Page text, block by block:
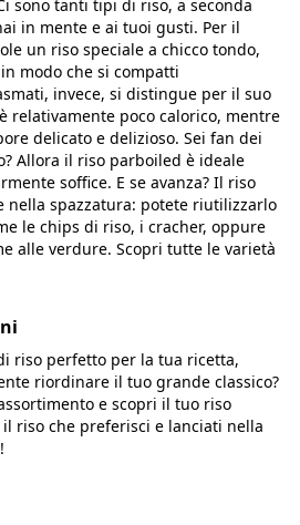
sono tanti tipi di riso, a seconda
in mente e ai tuoi gusti. Per il
un riso speciale a chicco tondo,
modo che si compatti
invece, si distingue per il suo
relativamente poco calorico, mentre
delicato e delizioso. Sei fan dei
Allora il riso parboiled è ideale
soffice. E se avanza? Il riso
nella spazzatura: potete riutilizzarlo
le chips di riso, i cracher, oppure
alle verdure. Scopri tutte le varietà
riso perfetto per la tua ricetta,
riordinare il tuo grande classico?
e scopri il tuo riso
riso che preferisci e lanciati nella